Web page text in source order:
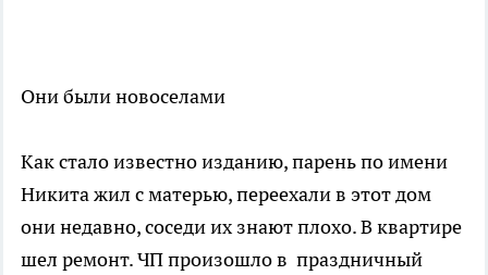
Они были новоселами
Как стало известно изданию, парень по имени
Никита жил с матерью, переехали в этот дом
они недавно, соседи их знают плохо. В квартире
шел ремонт. ЧП произошло в праздничный